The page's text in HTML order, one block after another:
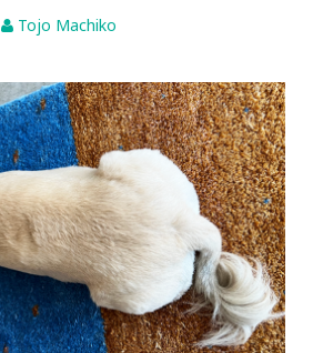
Tojo Machiko